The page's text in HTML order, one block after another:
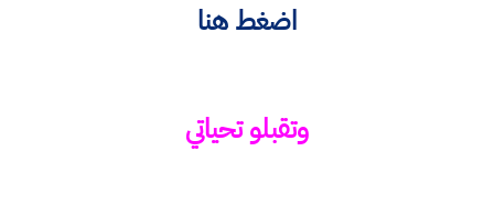
اضغط هنا
وتقبلو تحياتي